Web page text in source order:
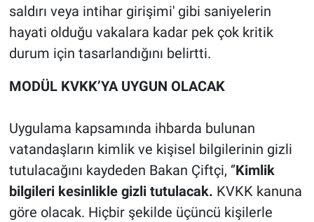
saldırı veya intihar girişimi' gibi saniyelerin
hayati olduğu vakalara kadar pek çok kritik
durum için tasarlandığını belirtti.
MODÜL KVKK’YA UYGUN OLACAK
Uygulama kapsamında ihbarda bulunan
vatandaşların kimlik ve kişisel bilgilerinin gizli
tutulacağını kaydeden Bakan Çiftçi, ‘’Kimlik
bilgileri kesinlikle gizli tutulacak. KVKK kanuna
göre olacak. Hiçbir şekilde üçüncü kişilerle